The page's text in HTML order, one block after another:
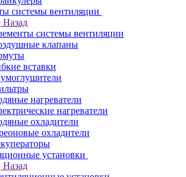
системы вентиляции
Назад
системы вентиляции
клапаны
вставки
нагреватели
нагреватели
охладители
охладители
установки
Назад